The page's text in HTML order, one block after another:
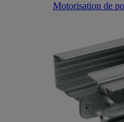
Motorisation de